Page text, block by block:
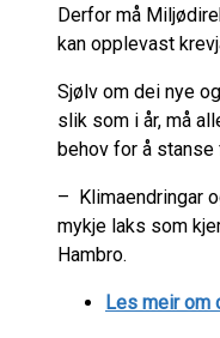
Derfor må
kan opplevast
Sjølv om dei nye
slik som i år, må
behov for å
– Klimaendringar
mykje laks som
Hambro.
Les meir om